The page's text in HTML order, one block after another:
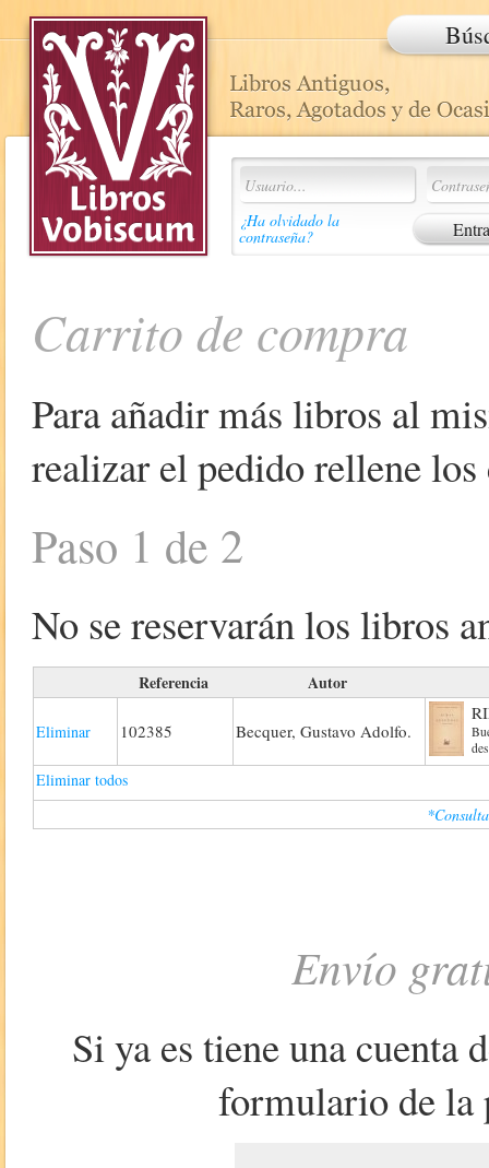
¿Ha olvidado la
contraseña?
Carrito de compra
Para añadir más libros al
realizar el pedido rellene
Paso 1 de 2
No se reservarán los libros
Referencia Autor
Eliminar 102385 Becquer, Gustavo Adolfo.
Eliminar todos
Envío
Si ya es tiene una cuenta
formulario de la